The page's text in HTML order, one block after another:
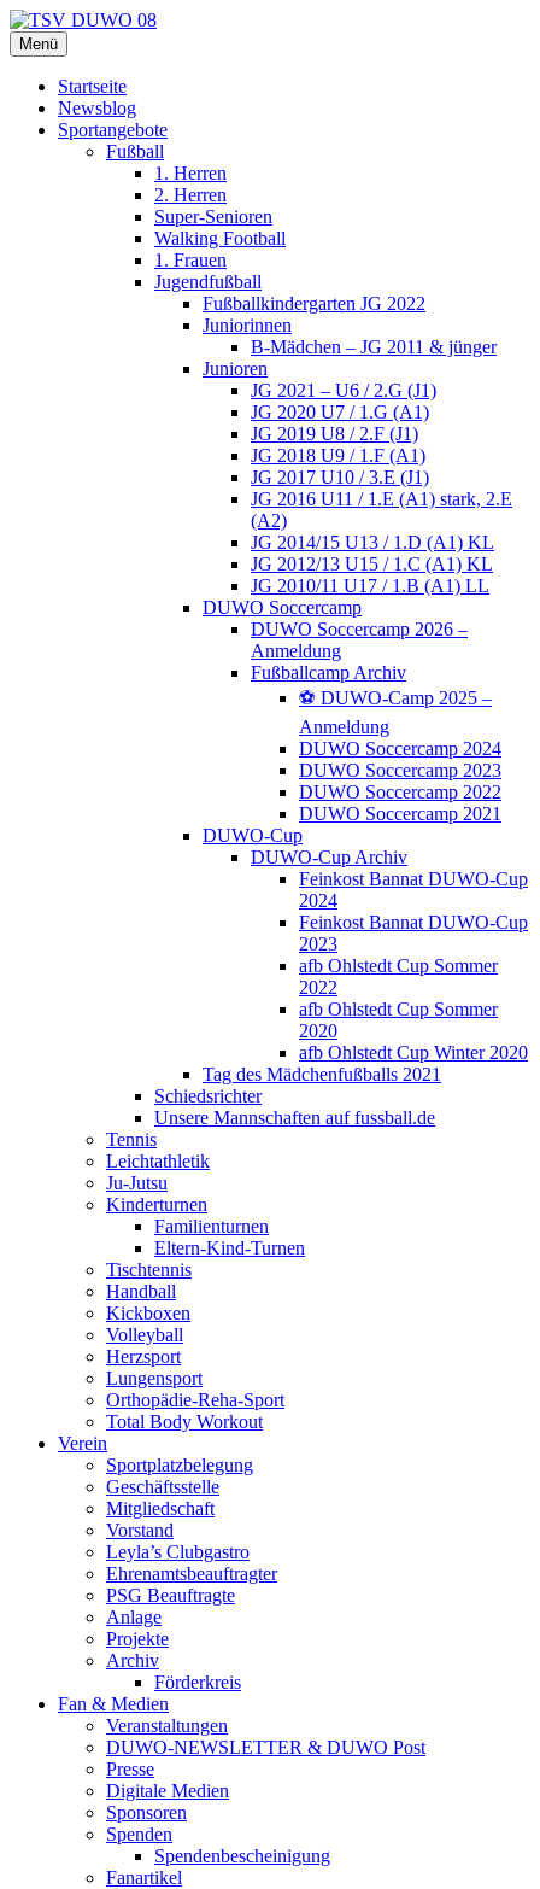
Zum
Inhalt
springen
TSV DUWO 08
Hamburg Sportverein Ohlstedt
Menü
Startseite
Newsblog
Sportangebote
Fußball
1. Herren
2. Herren
Super-Senioren
Walking Football
1. Frauen
Jugendfußball
Fußballkindergarten JG 2022
Juniorinnen
B-Mädchen – JG 2011 & jünger
Junioren
JG 2021 – U6 / 2.G (J1)
JG 2020 U7 / 1.G (A1)
JG 2019 U8 / 2.F (J1)
JG 2018 U9 / 1.F (A1)
JG 2017 U10 / 3.E (J1)
JG 2016 U11 / 1.E (A1) stark, 2.E
(A2)
JG 2014/15 U13 / 1.D (A1) KL
JG 2012/13 U15 / 1.C (A1) KL
JG 2010/11 U17 / 1.B (A1) LL
DUWO Soccercamp
DUWO Soccercamp 2026 –
Anmeldung
Fußballcamp Archiv
⚽️ DUWO-Camp 2025 –
Anmeldung
DUWO Soccercamp 2024
DUWO Soccercamp 2023
DUWO Soccercamp 2022
DUWO Soccercamp 2021
DUWO-Cup
DUWO-Cup Archiv
Feinkost Bannat DUWO-Cup
2024
Feinkost Bannat DUWO-Cup
2023
afb Ohlstedt Cup Sommer
2022
afb Ohlstedt Cup Sommer
2020
afb Ohlstedt Cup Winter 2020
Tag des Mädchenfußballs 2021
Schiedsrichter
Unsere Mannschaften auf fussball.de
Tennis
Leichtathletik
Ju-Jutsu
Kinderturnen
Familienturnen
Eltern-Kind-Turnen
Tischtennis
Handball
Kickboxen
Volleyball
Herzsport
Lungensport
Orthopädie-Reha-Sport
Total Body Workout
Verein
Sportplatzbelegung
Geschäftsstelle
Mitgliedschaft
Vorstand
Leyla’s Clubgastro
Ehrenamtsbeauftragter
PSG Beauftragte
Anlage
Projekte
Archiv
Förderkreis
Fan & Medien
Veranstaltungen
DUWO-NEWSLETTER & DUWO Post
Presse
Digitale Medien
Sponsoren
Spenden
Spendenbescheinigung
Fanartikel